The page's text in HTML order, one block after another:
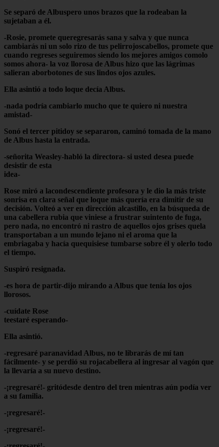
Se separó de Albuspero unos brazos que la rodeaban la
sujetaban a él.
-Rosie, promete queregresarás sana y salva y que nunca
cambiarás ni un solo rizo de tus pelirrojoscabellos, promete que
cuando regreses seguiremos siendo los mejores amigos comolo
somos ahora- la voz llorosa de Albus hizo que las lágrimas
salieran aborbotones de sus lindos ojos azules.
Ella asintió a todo loque decía Albus.
-nada podría cambiarlo mucho que te quiero ni nuestra
amistad-
Sonó el tercer pitidoy se separaron, caminó tomada de la mano
de Albus hasta la entrada.
-señorita Weasley-habló la directora- si usted desea puede
desistir de esta
idea-
Rose miró a lacondescendiente profesora y le dio la más triste
sonrisa en clara señal que loque más quería era dimitir de su
decisión. Volteó a ver en dirección alcastillo, en la búsqueda de
una cabellera rubia que viniese a frustrar suintento de fuga,
pero nada, no encontró ni rastro de aquellos ojos grises quela
transportaban a un mundo lejano ni el aroma que la
embriagaba y hacía quequisiese tumbarse sobre él y olerlo todo
el tiempo.
Suspiró resignada.
-es hora de partir-dijo mirando a Albus que tenía los ojos
llorosos.
-cuídate Rose
teestaré esperando-
Ella asintió.
-regresaré paranavidad Albus, no te librarás de mí tan
fácilmente- y se perdió su rojacabellera al ingresar al vagón que
la llevaría a su nuevo destino.
-¡regresaré!- gritódesde dentro del tren mientras aún podía ver
a su familia.
-¡regresaré!-
-¡regresaré!-